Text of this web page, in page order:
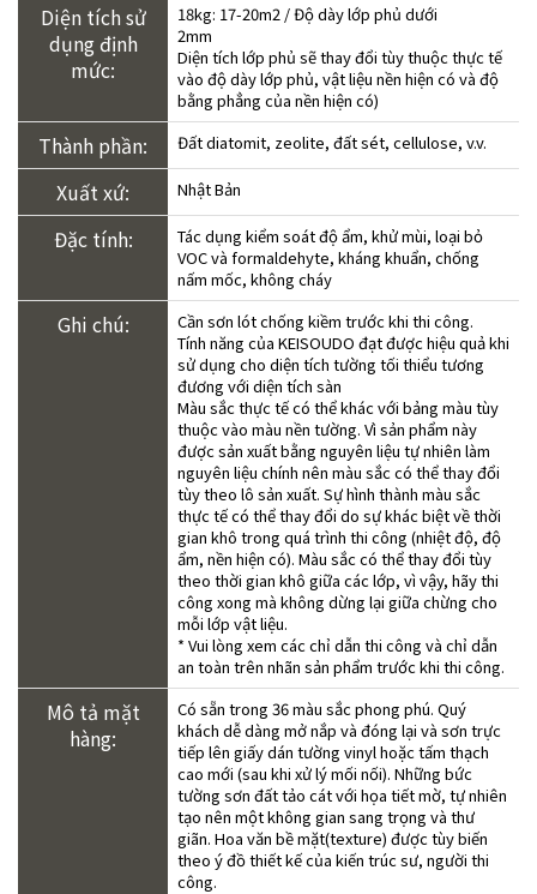
Diện tích sử
dụng định
mức:
18kg: 17-20m2 / Độ dày lớp phủ dưới
2mm
Diện tích lớp phủ sẽ thay đổi tùy thuộc thực tế
vào độ dày lớp phủ, vật liệu nền hiện có và độ
bằng phẳng của nền hiện có)
Thành phần: Đất diatomit, zeolite, đất sét, cellulose, v.v.
Xuất xứ: Nhật Bản
Đặc tính:
Tác dụng kiểm soát độ ẩm, khử mùi, loại bỏ
VOC và formaldehyte, kháng khuẩn, chống
nấm mốc, không cháy
Ghi chú:
Cần sơn lót chống kiềm trước khi thi công.
Tính năng của KEISOUDO đạt được hiệu quả khi
sử dụng cho diện tích tường tối thiểu tương
đương với diện tích sàn
Màu sắc thực tế có thể khác với bảng màu tùy
thuộc vào màu nền tường. Vì sản phẩm này
được sản xuất bằng nguyên liệu tự nhiên làm
nguyên liệu chính nên màu sắc có thể thay đổi
tùy theo lô sản xuất. Sự hình thành màu sắc
thực tế có thể thay đổi do sự khác biệt về thời
gian khô trong quá trình thi công (nhiệt độ, độ
ẩm, nền hiện có). Màu sắc có thể thay đổi tùy
theo thời gian khô giữa các lớp, vì vậy, hãy thi
công xong mà không dừng lại giữa chừng cho
mỗi lớp vật liệu.
* Vui lòng xem các chỉ dẫn thi công và chỉ dẫn
an toàn trên nhãn sản phẩm trước khi thi công.
Mô tả mặt
hàng:
Có sẵn trong 36 màu sắc phong phú. Quý
khách dễ dàng mở nắp và đóng lại và sơn trực
tiếp lên giấy dán tường vinyl hoặc tấm thạch
cao mới (sau khi xử lý mối nối). Những bức
tường sơn đất tảo cát với họa tiết mờ, tự nhiên
tạo nên một không gian sang trọng và thư
giãn. Hoa văn bề mặt(texture) được tùy biến
theo ý đồ thiết kế của kiến trúc sư, người thi
công.